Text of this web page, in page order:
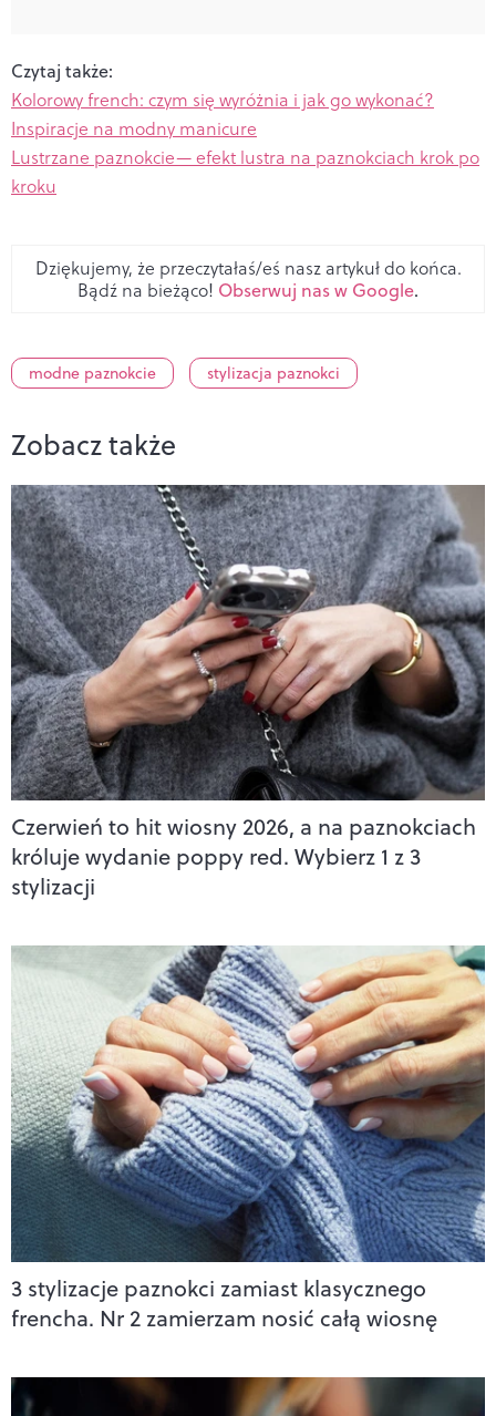
Czytaj także:
Kolorowy french: czym się wyróżnia i jak go wykonać?
Inspiracje na modny manicure
Lustrzane paznokcie— efekt lustra na paznokciach krok po
kroku
Dziękujemy, że przeczytałaś/eś nasz artykuł do końca.
Bądź na bieżąco! Obserwuj nas w Google.
modne paznokcie stylizacja paznokci
Zobacz także
Czerwień to hit wiosny 2026, a na paznokciach
króluje wydanie poppy red. Wybierz 1 z 3
stylizacji
3 stylizacje paznokci zamiast klasycznego
frencha. Nr 2 zamierzam nosić całą wiosnę